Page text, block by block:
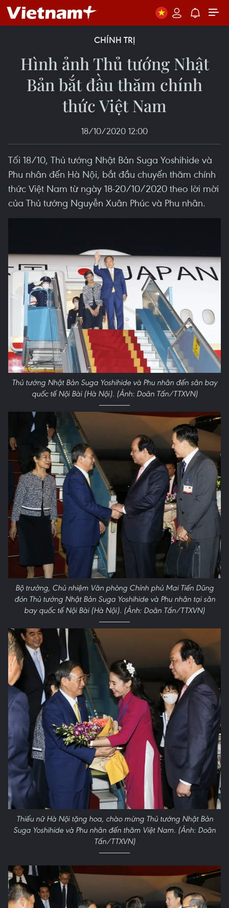
CHÍNH TRỊ
Hình ảnh Thủ tướng Nhật
Bản bắt đầu thăm chính
thức Việt Nam
18/10/2020 12:00
Tối 18/10, Thủ tướng Nhật Bản Suga Yoshihide và
Phu nhân đến Hà Nội, bắt đầu chuyến thăm chính
thức Việt Nam từ ngày 18-20/10/2020 theo lời mời
của Thủ tướng Nguyễn Xuân Phúc và Phu nhân.
Thủ tướng Nhật Bản Suga Yoshihide và Phu nhân đến sân bay
quốc tế Nội Bài (Hà Nội). (Ảnh: Doãn Tấn/TTXVN)
Bộ trưởng, Chủ nhiệm Văn phòng Chính phủ Mai Tiến Dũng
đón Thủ tướng Nhật Bản Suga Yoshihide và Phu nhân tại sân
bay quốc tế Nội Bài (Hà Nội). (Ảnh: Doãn Tấn/TTXVN)
Thiếu nữ Hà Nội tặng hoa, chào mừng Thủ tướng Nhật Bản
Suga Yoshihide và Phu nhân đến thăm Việt Nam. (Ảnh: Doãn
Tấn/TTXVN)